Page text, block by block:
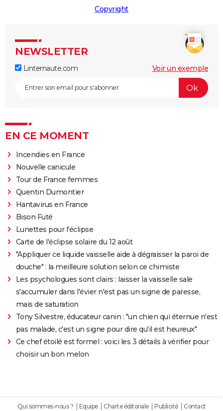
Copyright
NEWSLETTER
Linternaute.com Voir un exemple
EN CE MOMENT
Incendies en France
Nouvelle canicule
Tour de France femmes
Quentin Dumontier
Hantavirus en France
Bison Futé
Lunettes pour l'éclipse
Carte de l'éclipse solaire du 12 août
"Appliquer ce liquide vaisselle aide à dégraisser la paroi de
douche" : la meilleure solution selon ce chimiste
Les psychologues sont clairs : laisser la vaisselle sale
s'accumuler dans l'évier n'est pas un signe de paresse,
mais de saturation
Tony Silvestre, éducateur canin : "un chien qui éternue n'est
pas malade, c'est un signe pour dire qu'il est heureux"
Ce chef étoilé est formel : voici les 3 détails à vérifier pour
choisir un bon melon
Qui sommes-nous ? Equipe Charte éditoriale Publicité Contact